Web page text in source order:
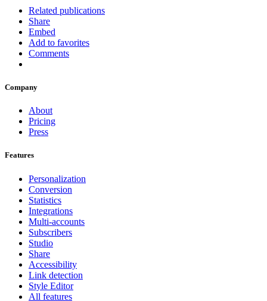
Related publications
Share
Embed
Add to favorites
Comments
Company
About
Pricing
Press
Features
Personalization
Conversion
Statistics
Integrations
Multi-accounts
Subscribers
Studio
Share
Accessibility
Link detection
Style Editor
All features